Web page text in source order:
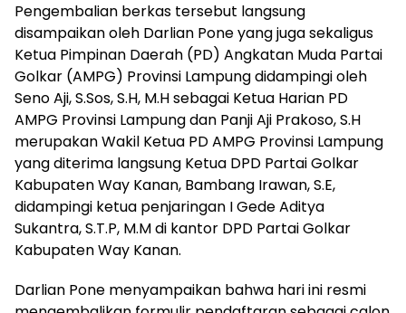
‎Pengembalian berkas tersebut langsung
disampaikan oleh Darlian Pone yang juga sekaligus
Ketua Pimpinan Daerah (PD) Angkatan Muda Partai
Golkar (AMPG) Provinsi Lampung didampingi oleh
Seno Aji, S.Sos, S.H, M.H sebagai Ketua Harian PD
AMPG Provinsi Lampung dan Panji Aji Prakoso, S.H
merupakan Wakil Ketua PD AMPG Provinsi Lampung
yang diterima langsung Ketua DPD Partai Golkar
Kabupaten Way Kanan, Bambang Irawan, S.E,
didampingi ketua penjaringan I Gede Aditya
Sukantra, S.T.P, M.M di kantor DPD Partai Golkar
Kabupaten Way Kanan.
Darlian Pone menyampaikan bahwa hari ini resmi